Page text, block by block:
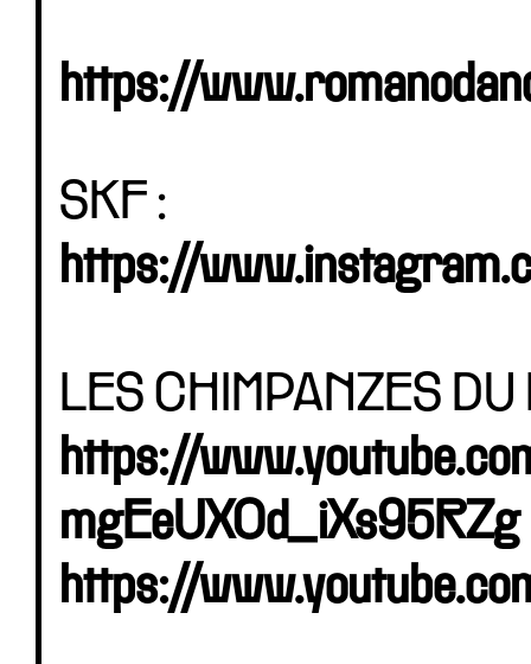
https://
SKF :
https://
LES CHIMPANZES DU
https://
mgEeUXOd_iXs95RZg
https://